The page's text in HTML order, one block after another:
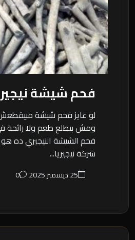
فحم شيشة
لو عايز فحم شيشة
ومش بيطلع طعم ولا رائحة
فحم الشيشة النيجيري ده
شركة نيجيريا...
25 ديسمبر 2025 0